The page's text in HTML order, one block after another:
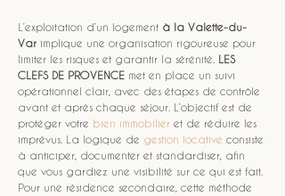
L’exploitation d’un logement à la Valette-du-
Var implique une organisation rigoureuse pour
limiter les risques et garantir la sérénité. LES
CLEFS DE PROVENCE met en place un suivi
opérationnel clair, avec des étapes de contrôle
avant et après chaque séjour. L’objectif est de
protéger votre bien immobilier et de réduire les
imprévus. La logique de gestion locative consiste
à anticiper, documenter et standardiser, afin
que vous gardiez une visibilité sur ce qui est fait.
Pour une résidence secondaire, cette méthode